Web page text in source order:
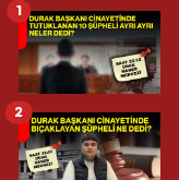
1
2